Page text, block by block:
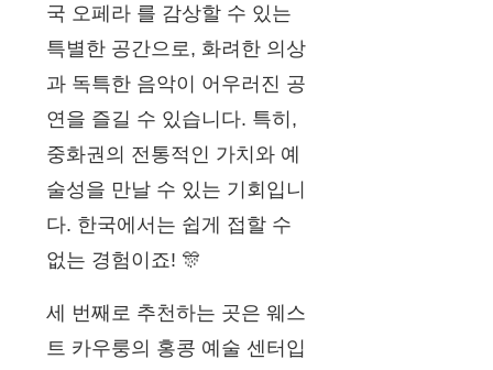
국 오페라 를 감상할 수 있는
특별한 공간으로, 화려한 의상
과 독특한 음악이 어우러진 공
연을 즐길 수 있습니다. 특히,
중화권의 전통적인 가치와 예
술성을 만날 수 있는 기회입니
다. 한국에서는 쉽게 접할 수
없는 경험이죠! 🎊
세 번째로 추천하는 곳은 웨스
트 카우룽의 홍콩 예술 센터입